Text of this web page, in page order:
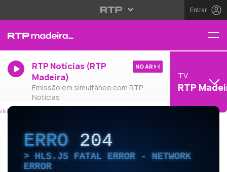
Entrar
RTP Notícias (RTP
Madeira)
Emissão em simultâneo com RTP
Notícias
NO AR
TV
RTP
ERRO204
HLS.JS FATAL ERROR - NETWORK
ERROR